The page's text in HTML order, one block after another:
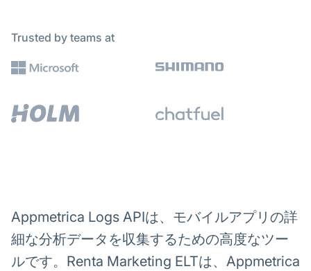
Trusted by teams at
Appmetrica Logs APIは、モバイルアプリの詳
細な分析データを収集するための高度なツー
ルです。Renta Marketing ELTは、Appmetrica